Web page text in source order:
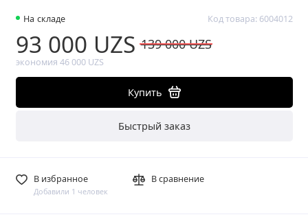
На складе Код товара: 6004012
93 000 UZS 139 000 UZS
экономия 46 000 UZS
Купить
Быстрый заказ
В избранное
Добавили 1 человек
В сравнение